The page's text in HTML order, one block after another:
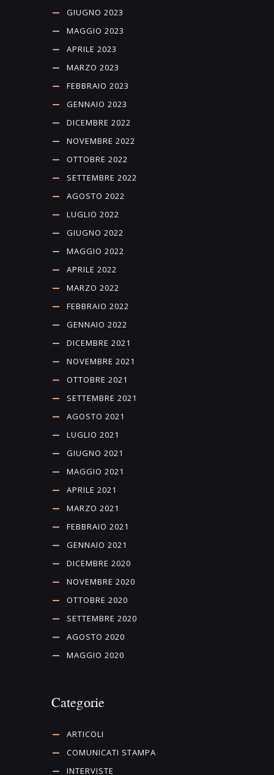
GIUGNO 2023
MAGGIO 2023
APRILE 2023
MARZO 2023
FEBBRAIO 2023
GENNAIO 2023
DICEMBRE 2022
NOVEMBRE 2022
OTTOBRE 2022
SETTEMBRE 2022
AGOSTO 2022
LUGLIO 2022
GIUGNO 2022
MAGGIO 2022
APRILE 2022
MARZO 2022
FEBBRAIO 2022
GENNAIO 2022
DICEMBRE 2021
NOVEMBRE 2021
OTTOBRE 2021
SETTEMBRE 2021
AGOSTO 2021
LUGLIO 2021
GIUGNO 2021
MAGGIO 2021
APRILE 2021
MARZO 2021
FEBBRAIO 2021
GENNAIO 2021
DICEMBRE 2020
NOVEMBRE 2020
OTTOBRE 2020
SETTEMBRE 2020
AGOSTO 2020
MAGGIO 2020
Categorie
ARTICOLI
COMUNICATI STAMPA
INTERVISTE